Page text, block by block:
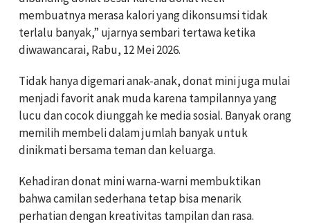
membuatnya merasa kalori yang dikonsumsi tidak
terlalu banyak,” ujarnya sembari tertawa ketika
diwawancarai, Rabu, 12 Mei 2026.
Tidak hanya digemari anak-anak, donat mini juga mulai
menjadi favorit anak muda karena tampilannya yang
lucu dan cocok diunggah ke media sosial. Banyak orang
memilih membeli dalam jumlah banyak untuk
dinikmati bersama teman dan keluarga.
Kehadiran donat mini warna-warni membuktikan
bahwa camilan sederhana tetap bisa menarik
perhatian dengan kreativitas tampilan dan rasa.